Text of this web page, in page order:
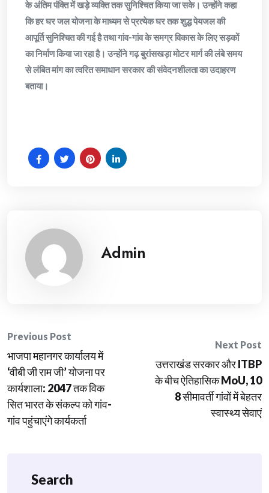
के अंतिम पंक्ति में खड़े व्यक्ति तक सुनिश्चित किया जा सके। उन्होंने कहा
कि हर घर जल योजना के माध्यम से प्रत्येक घर तक शुद्ध पेयजल की
आपूर्ति सुनिश्चित की गई है तथा गांव-गांव के समग्र विकास के लिए सड़कों
का निर्माण किया जा रहा है। उन्होंने गढ़ बुरांसखड़ा मोटर मार्ग की लंबे समय
से लंबित मांग का त्वरित समाधान सरकार की संवेदनशीलता का उदाहरण
बताया।
Admin
Post
navigation
Previous Post
भाजपा महानगर कार्यालय में
‘वीबी जी राम जी’ योजना पर
कार्यशाला: 2047 तक विक
सित भारत के संकल्प को गांव-
गांव पहुंचाएंगे कार्यकर्ता
Next Post
उत्तराखंड सरकार और ITBP
के बीच ऐतिहासिक MoU, 10
8 सीमावर्ती गांवों में बेहतर
स्वास्थ्य सेवाएं
Search